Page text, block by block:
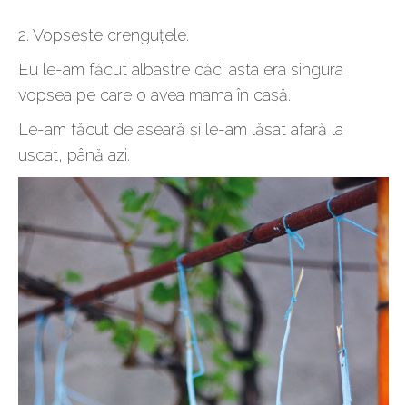
2. Vopsește crenguțele.
Eu le-am făcut albastre căci asta era singura
vopsea pe care o avea mama în casă.
Le-am făcut de aseară și le-am lăsat afară la
uscat, până azi.